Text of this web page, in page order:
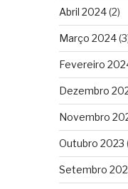
Abril 2024(2)
Março 2024
Fevereiro
Dezembro
Novembro
Outubro 2023
Setembro